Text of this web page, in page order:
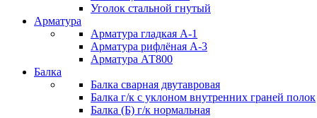
Уголок стальной гнутый
Арматура
Арматура гладкая А-1
Арматура рифлёная А-3
Арматура АТ800
Балка
Балка сварная двутавровая
Балка г/к с уклоном внутренних граней полок
Балка (Б) г/к нормальная